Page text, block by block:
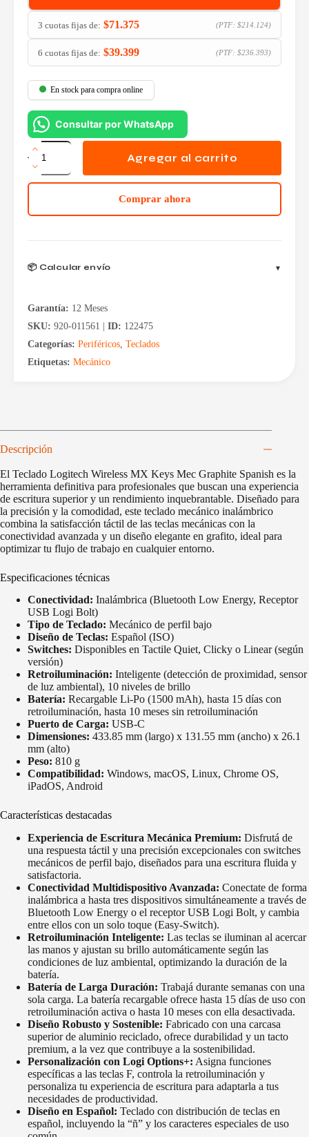
3 cuotas fijas de: $71.375 (PTF: $214.124)
6 cuotas fijas de: $39.399 (PTF: $236.393)
En stock para compra online
Consultar por WhatsApp
Teclado
Logitech
Wireless
MX
Graphite
Agregar al carrito
Comprar ahora
📦 Calcular envío
Garantía: 12 Meses
SKU: 920-011561 | ID: 122475
Categorías: Periféricos Teclados
Etiquetas: Mecánico
Descripción
El Teclado Logitech Wireless MX Keys Mec Graphite Spanish es la
herramienta definitiva para profesionales que buscan una experiencia
de escritura superior y un rendimiento inquebrantable. Diseñado para
la precisión y la comodidad, este teclado mecánico inalámbrico
combina la satisfacción táctil de las teclas mecánicas con la
conectividad avanzada y un diseño elegante en grafito, ideal para
optimizar tu flujo de trabajo en cualquier entorno.
Especificaciones técnicas
Conectividad: Inalámbrica (Bluetooth Low Energy, Receptor
USB Logi Bolt)
Tipo de Teclado: Mecánico de perfil bajo
Diseño de Teclas: Español (ISO)
Switches: Disponibles en Tactile Quiet, Clicky o Linear (según
versión)
Retroiluminación: Inteligente (detección de proximidad, sensor
de luz ambiental), 10 niveles de brillo
Batería: Recargable Li-Po (1500 mAh), hasta 15 días con
retroiluminación, hasta 10 meses sin retroiluminación
Puerto de Carga: USB-C
Dimensiones: 433.85 mm (largo) x 131.55 mm (ancho) x 26.1
mm (alto)
Peso: 810 g
Compatibilidad: Windows, macOS, Linux, Chrome OS,
iPadOS, Android
Características destacadas
Experiencia de Escritura Mecánica Premium: Disfrutá de
una respuesta táctil y una precisión excepcionales con switches
mecánicos de perfil bajo, diseñados para una escritura fluida y
satisfactoria.
Conectividad Multidispositivo Avanzada: Conectate de forma
inalámbrica a hasta tres dispositivos simultáneamente a través de
Bluetooth Low Energy o el receptor USB Logi Bolt, y cambia
entre ellos con un solo toque (Easy-Switch).
Retroiluminación Inteligente: Las teclas se iluminan al acercar
las manos y ajustan su brillo automáticamente según las
condiciones de luz ambiental, optimizando la duración de la
batería.
Batería de Larga Duración: Trabajá durante semanas con una
sola carga. La batería recargable ofrece hasta 15 días de uso con
retroiluminación activa o hasta 10 meses con ella desactivada.
Diseño Robusto y Sostenible: Fabricado con una carcasa
superior de aluminio reciclado, ofrece durabilidad y un tacto
premium, a la vez que contribuye a la sostenibilidad.
Personalización con Logi Options+: Asigna funciones
específicas a las teclas F, controla la retroiluminación y
personaliza tu experiencia de escritura para adaptarla a tus
necesidades de productividad.
Diseño en Español: Teclado con distribución de teclas en
español, incluyendo la “ñ” y los caracteres especiales de uso